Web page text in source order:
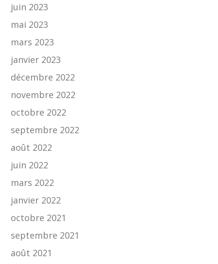
juin 2023
mai 2023
mars 2023
janvier 2023
décembre 2022
novembre 2022
octobre 2022
septembre 2022
août 2022
juin 2022
mars 2022
janvier 2022
octobre 2021
septembre 2021
août 2021